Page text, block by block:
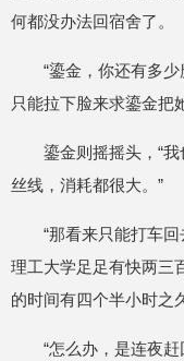
何都没办法回宿舍了。
“鎏金，你还有多
只能拉下脸来求鎏金把
鎏金则摇摇头，“
丝线，消耗都很大。”
“那看来只能打车
理工大学足足有快两三
的时间有四个半小时之
“怎么办，是连夜